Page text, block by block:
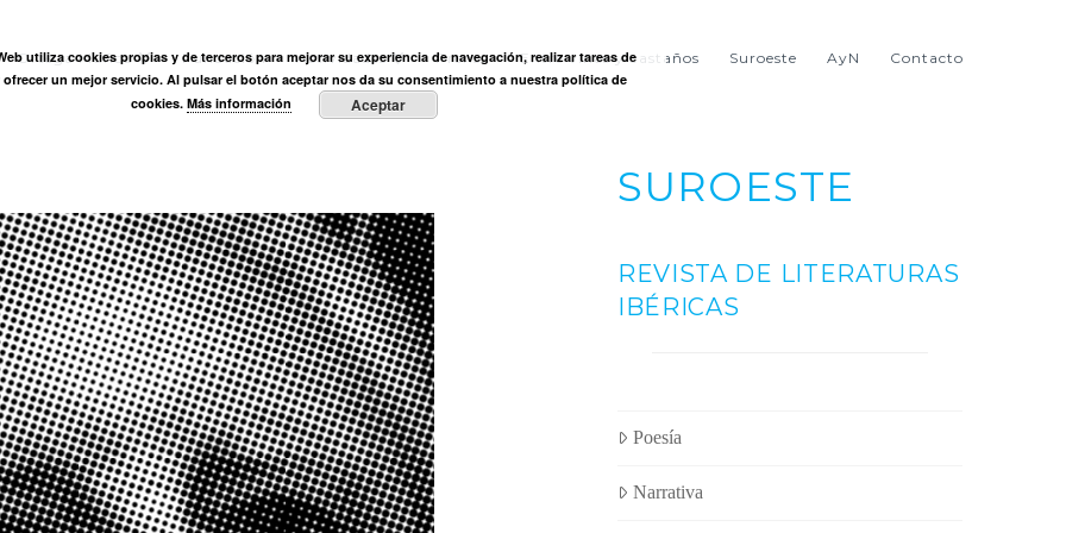
Ortega Muñoz Fundación Actividades Prensa Entre viñas y castaños Suroeste AyN Contacto
SUROESTE
REVISTA DE LITERATURAS
IBÉRICAS
Poesía
Narrativa
utiliza cookies propias y de terceros para mejorar su experiencia de navegación, realizar tareas de
ofrecer un mejor servicio. Al pulsar el botón aceptar nos da su consentimiento a nuestra política de
cookies. Más información Aceptar